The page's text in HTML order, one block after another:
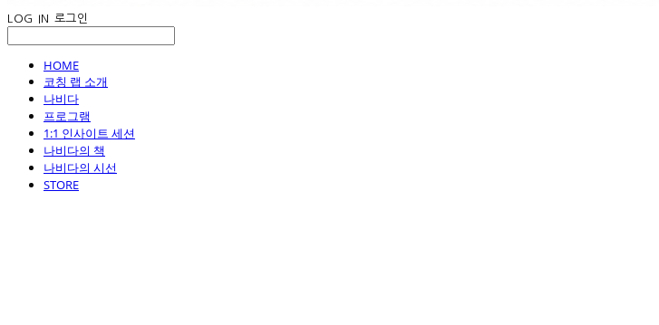
LOG IN 로그인
HOME
코칭 랩 소개
나비다
프로그램
1:1 인사이트 세션
나비다의 책
나비다의 시선
STORE